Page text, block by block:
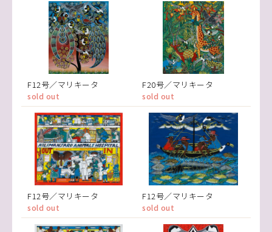
F12号／マリキータ
sold out
F20号／マリキータ
sold out
F12号／マリキータ
sold out
F12号／マリキータ
sold out